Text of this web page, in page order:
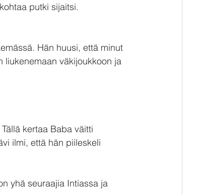
putki sijaitsi.
Hän huusi, että minut
liukenemaan väkijoukkoon ja
kertaa Baba väitti
ilmi, että hän piileskeli
yhä seuraajia Intiassa ja